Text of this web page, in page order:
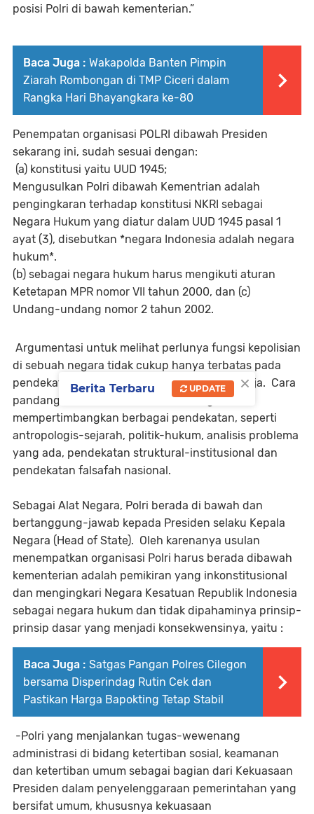
posisi Polri di bawah kementerian.”
Baca Juga : Wakapolda Banten Pimpin
Ziarah Rombongan di TMP Ciceri dalam
Rangka Hari Bhayangkara ke-80
Penempatan organisasi POLRI dibawah Presiden
sekarang ini, sudah sesuai dengan:
(a) konstitusi yaitu UUD 1945;
Mengusulkan Polri dibawah Kementrian adalah
pengingkaran terhadap konstitusi NKRI sebagai
Negara Hukum yang diatur dalam UUD 1945 pasal 1
ayat (3), disebutkan *negara Indonesia adalah negara
hukum*.
(b) sebagai negara hukum harus mengikuti aturan
Ketetapan MPR nomor VII tahun 2000, dan (c)
Undang-undang nomor 2 tahun 2002.
Argumentasi untuk melihat perlunya fungsi kepolisian
di sebuah negara tidak cukup hanya terbatas pada
pendekatan politik atau sistem kenegaraan saja. Cara
pandang tersebut harus holistik, dengan
mempertimbangkan berbagai pendekatan, seperti
antropologis-sejarah, politik-hukum, analisis problema
yang ada, pendekatan struktural-institusional dan
pendekatan falsafah nasional.
Sebagai Alat Negara, Polri berada di bawah dan
bertanggung-jawab kepada Presiden selaku Kepala
Negara (Head of State). Oleh karenanya usulan
menempatkan organisasi Polri harus berada dibawah
kementerian adalah pemikiran yang inkonstitusional
dan mengingkari Negara Kesatuan Republik Indonesia
sebagai negara hukum dan tidak dipahaminya prinsip-
prinsip dasar yang menjadi konsekwensinya, yaitu :
Baca Juga : Satgas Pangan Polres Cilegon
bersama Disperindag Rutin Cek dan
Pastikan Harga Bapokting Tetap Stabil
-Polri yang menjalankan tugas-wewenang
administrasi di bidang ketertiban sosial, keamanan
dan ketertiban umum sebagai bagian dari Kekuasaan
Presiden dalam penyelenggaraan pemerintahan yang
bersifat umum, khususnya kekuasaan
×
Berita Terbaru UPDATE